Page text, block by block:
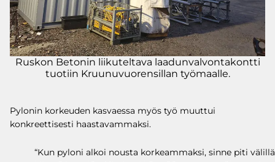
Ruskon Betonin liikuteltava laadunvalvontakontti
tuotiin Kruunuvuorensillan työmaalle.
Pylonin korkeuden kasvaessa myös työ muuttui
konkreettisesti haastavammaksi.
“Kun pyloni alkoi nousta korkeammaksi, sinne piti välillä